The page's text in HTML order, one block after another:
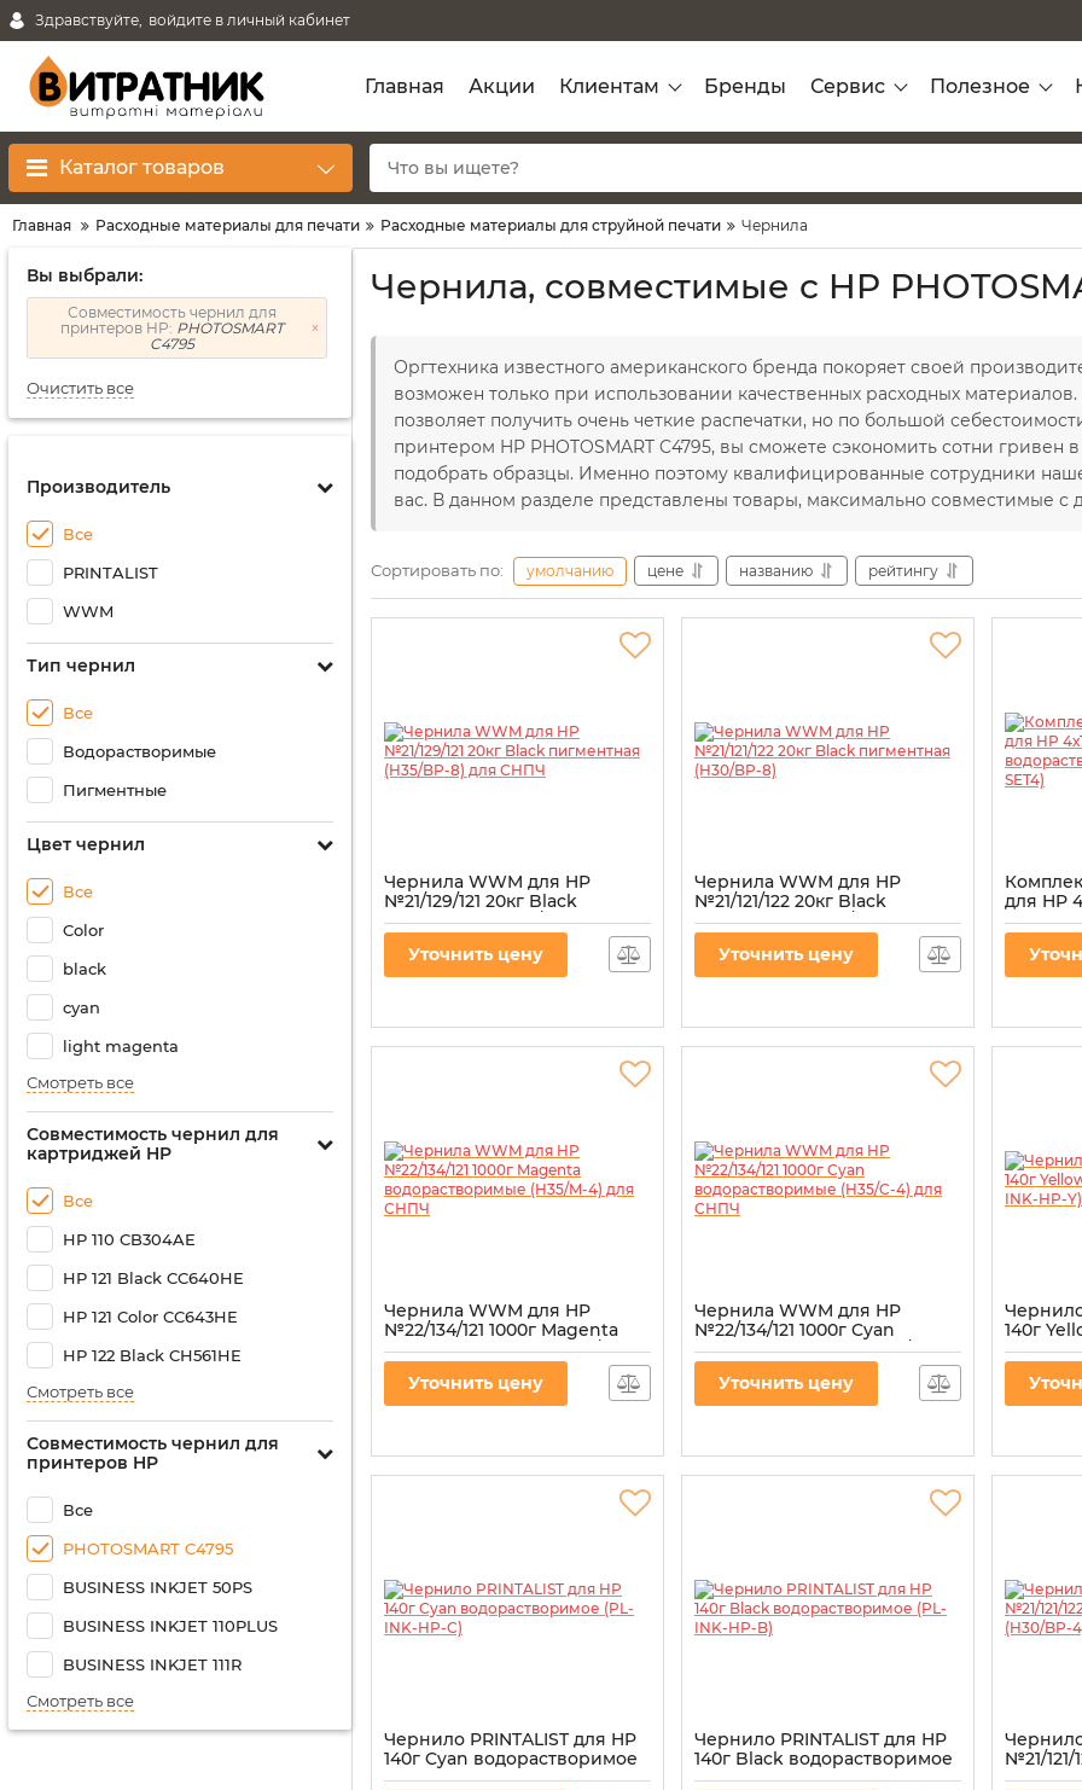
Здравствуйте, войдите в личный кабинет
Главная Акции Клиентам Бренды Сервис Полезное
Каталог товаров
Главная Расходные материалы для печати Расходные материалы для струйной печати Чернила
Вы выбрали:
Совместимость чернил для
принтеров HP: PHOTOSMART
C4795
Очистить все
Производитель
Все
PRINTALIST
WWM
Тип чернил
Все
Водорастворимые
Пигментные
Цвет чернил
Все
Color
black
cyan
light magenta
Смотреть все
Совместимость чернил для
картриджей HP
Все
HP 110 CB304AE
HP 121 Black CC640HE
HP 121 Color CC643HE
HP 122 Black CH561HE
Смотреть все
Совместимость чернил для
принтеров HP
Все
PHOTOSMART C4795
BUSINESS INKJET 50PS
BUSINESS INKJET 110PLUS
BUSINESS INKJET 111R
Смотреть все
Чернила, совместимые с HP
Оргтехника известного американского бренда покоряет своей
возможен только при использовании качественных расходных
позволяет получить очень четкие распечатки, но по большой
принтером HP PHOTOSMART C4795, вы сможете сэкономить сотни гривен
подобрать образцы. Именно поэтому квалифицированные сотрудники
вас. В данном разделе представлены товары, максимально совместимые
Сортировать по: умолчанию цене названию рейтингу
Чернила WWM для HP
№21/129/121 20кг Black
пигментная (H35/BP-8) для
СНПЧ
Артикул:H35/BP-8
Уточнить цену
Чернила WWM для HP
№21/121/122 20кг Black
пигментная (H30/BP-8)
Уточнить цену
для HP
HP-SET4)
Артикул:
Чернила WWM для HP
№22/134/121 1000г Magenta
водорастворимые (H35/M-4)
для СНПЧ
Артикул:H35/M-4
Уточнить цену
Чернила WWM для HP
№22/134/121 1000г Cyan
водорастворимые (H35/C-4)
для СНПЧ
Артикул:H35/C-4
Уточнить цену
140г
(PL-INK-
Чернило PRINTALIST для HP
140г Cyan водорастворимое
(PL-INK-HP-C)
Чернило PRINTALIST для HP
140г Black водорастворимое
(PL-INK-HP-B)
№21/121/